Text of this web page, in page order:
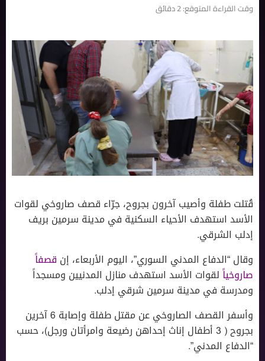
وقت القراءة المتوقع:2دقائق
قُتلت طفلة وأصيب آخرون بجروح، جرّاء قصف صاروخي لقوات
الأسد استهدف الأحياء السكنية في مدينة سرمين بريف
إدلب الشرقي.
وقال “الدفاع المدني السوري”، اليوم الأربعاء، إن قصفاً
صاروخياًلقوات الأسد استهدف منازل المدنيين ومسجداً
ومدرسة في مدينة سرمين شرقي إدلب.
وأسفر القصف الصاروخي عن مقتل طفلة وإصابة 6 آخرين
بجروح ( 3 أطفال إناث إحداهن رضيعة وامرأتان ورجل)، حسب
“الدفاع المدني”.